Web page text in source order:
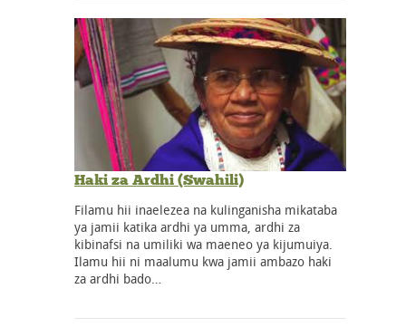
Haki za Ardhi (Swahili)
Filamu hii inaelezea na kulinganisha mikataba
ya jamii katika ardhi ya umma, ardhi za
kibinafsi na umiliki wa maeneo ya kijumuiya.
Ilamu hii ni maalumu kwa jamii ambazo haki
za ardhi bado…